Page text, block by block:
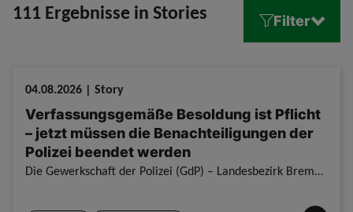
111 Ergebnisse in Stories Filter
04.08.2026 | Story
Verfassungsgemäße Besoldung ist Pflicht
– jetzt müssen die Benachteiligungen der
Polizei beendet werden
Die Gewerkschaft der Polizei (GdP) – Landesbezirk Bremen – erkennt ausdrücklich an, dass die Umsetzung der neuen Rechtsprechung den Landeshaushalt stark belastet und juristisch hochkomplex ist. Beides